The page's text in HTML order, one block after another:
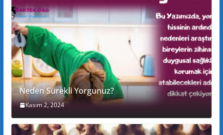
Neden Sürekli Yorgunuz?
Kasım 2, 2024